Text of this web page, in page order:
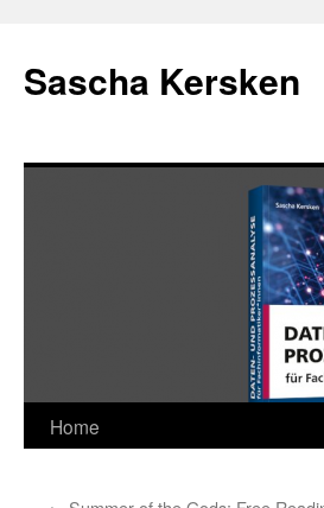
content
Sascha Kersken
Home